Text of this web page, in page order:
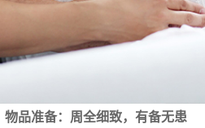
物品准备：周全细致，有备无患